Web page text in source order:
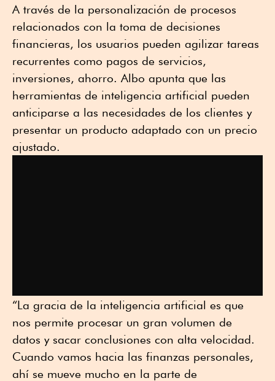
A través de la personalización de procesos
relacionados con la toma de decisiones
financieras, los usuarios pueden agilizar tareas
recurrentes como pagos de servicios,
inversiones, ahorro. Albo apunta que las
herramientas de inteligencia artificial pueden
anticiparse a las necesidades de los clientes y
presentar un producto adaptado con un precio
ajustado.
“La gracia de la inteligencia artificial es que
nos permite procesar un gran volumen de
datos y sacar conclusiones con alta velocidad.
Cuando vamos hacia las finanzas personales,
ahí se mueve mucho en la parte de